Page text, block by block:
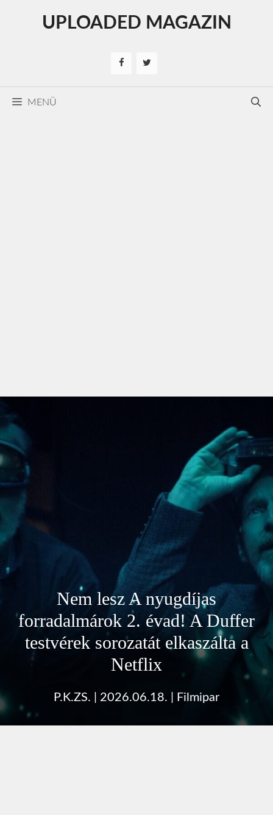
UPLOADED MAGAZIN
MENÜ
Nem lesz A nyugdíjas
forradalmárok 2. évad! A Duffer
testvérek sorozatát elkaszálta a
Netflix
P.K.ZS. 2026.06.18. Filmipar